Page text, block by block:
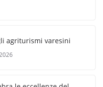
agriturismi varesini